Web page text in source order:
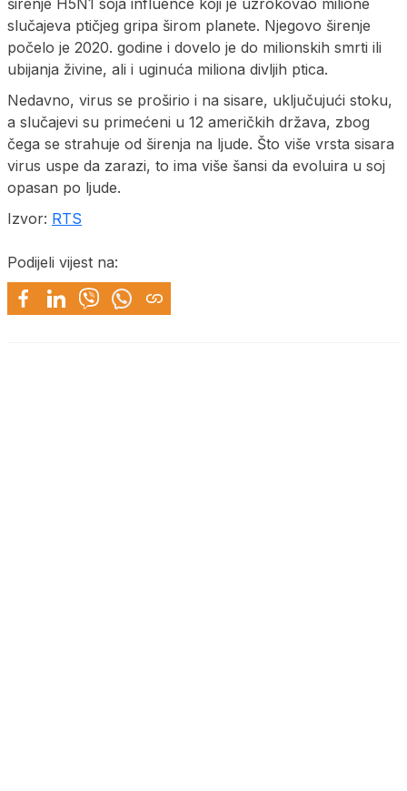
širenje H5N1 soja influence koji je uzrokovao milione
slučajeva ptičjeg gripa širom planete. Njegovo širenje
počelo je 2020. godine i dovelo je do milionskih smrti ili
ubijanja živine, ali i uginuća miliona divljih ptica.
Nedavno, virus se proširio i na sisare, uključujući stoku,
a slučajevi su primećeni u 12 američkih država, zbog
čega se strahuje od širenja na ljude. Što više vrsta sisara
virus uspe da zarazi, to ima više šansi da evoluira u soj
opasan po ljude.
Izvor: RTS
Podijeli vijest na: